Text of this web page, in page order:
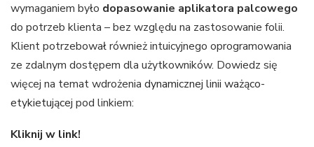
wymaganiem było dopasowanie aplikatora palcowego
do potrzeb klienta – bez względu na zastosowanie folii.
Klient potrzebował również intuicyjnego oprogramowania
ze zdalnym dostępem dla użytkowników. Dowiedz się
więcej na temat wdrożenia dynamicznej linii ważąco-
etykietującej pod linkiem:
Kliknij w link!